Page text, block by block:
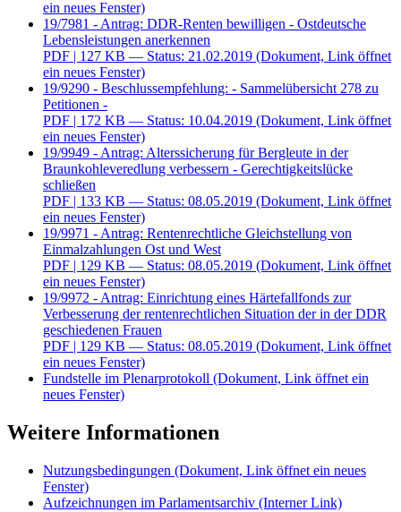
ein neues Fenster)
19/7981 - Antrag: DDR-Renten bewilligen - Ostdeutsche
Lebensleistungen anerkennen
PDF | 127 KB — Status: 21.02.2019 (Dokument, Link öffnet
ein neues Fenster)
19/9290 - Beschlussempfehlung: - Sammelübersicht 278 zu
Petitionen -
PDF | 172 KB — Status: 10.04.2019 (Dokument, Link öffnet
ein neues Fenster)
19/9949 - Antrag: Alterssicherung für Bergleute in der
Braunkohleveredlung verbessern - Gerechtigkeitslücke
schließen
PDF | 133 KB — Status: 08.05.2019 (Dokument, Link öffnet
ein neues Fenster)
19/9971 - Antrag: Rentenrechtliche Gleichstellung von
Einmalzahlungen Ost und West
PDF | 129 KB — Status: 08.05.2019 (Dokument, Link öffnet
ein neues Fenster)
19/9972 - Antrag: Einrichtung eines Härtefallfonds zur
Verbesserung der rentenrechtlichen Situation der in der DDR
geschiedenen Frauen
PDF | 129 KB — Status: 08.05.2019 (Dokument, Link öffnet
ein neues Fenster)
Fundstelle im Plenarprotokoll (Dokument, Link öffnet ein
neues Fenster)
Weitere Informationen
Nutzungsbedingungen (Dokument, Link öffnet ein neues
Fenster)
Aufzeichnungen im Parlamentsarchiv (Interner Link)